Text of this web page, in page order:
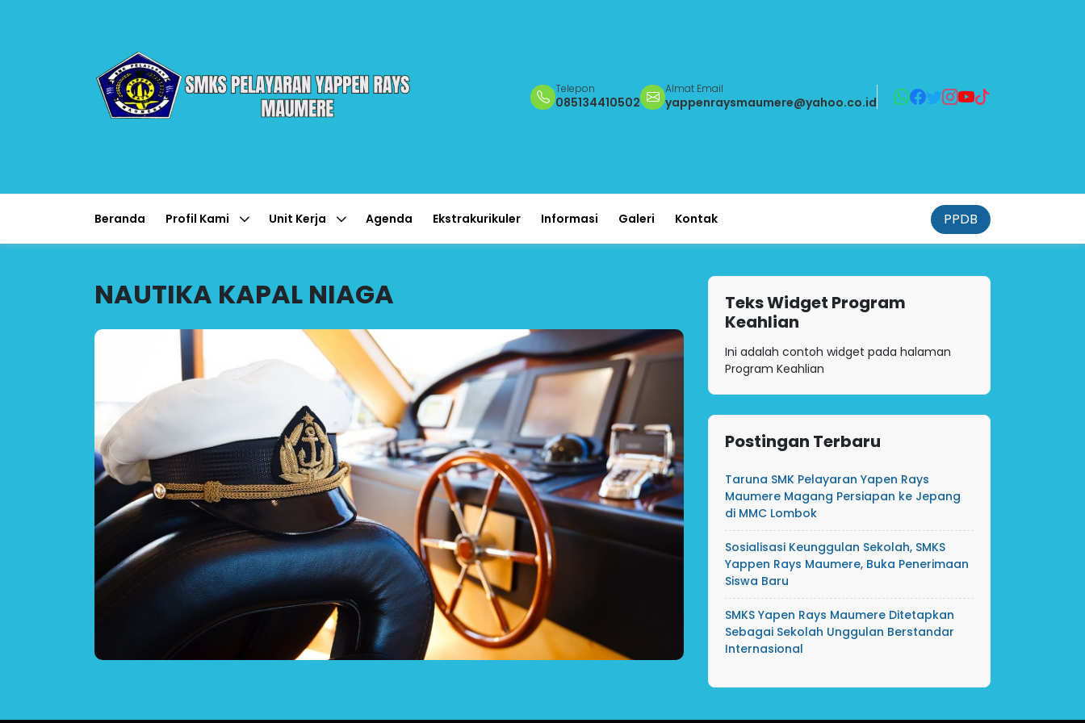
Telepon
085134410502
Almat Email
yappenraysmaumere@yahoo.co.id
Beranda Profil Kami Unit Kerja Agenda Ekstrakurikuler Informasi Galeri Kontak PPDB
NAUTIKA KAPAL NIAGA
Teks Widget Program
Keahlian
Ini adalah contoh widget pada halaman
Program Keahlian
Postingan Terbaru
Taruna SMK Pelayaran Yapen Rays
Maumere Magang Persiapan ke Jepang
di MMC Lombok
Sosialisasi Keunggulan Sekolah, SMKS
Yappen Rays Maumere, Buka Penerimaan
Siswa Baru
SMKS Yapen Rays Maumere Ditetapkan
Sebagai Sekolah Unggulan Berstandar
Internasional